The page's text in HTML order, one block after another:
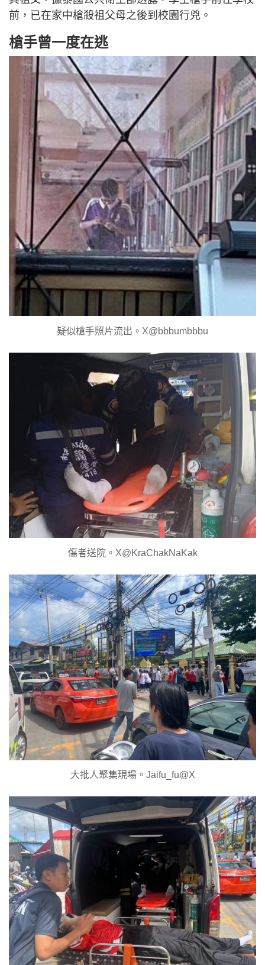
前，已在家中槍殺祖父母之後到校園行兇。
槍手曾一度在逃
疑似槍手照片流出。X@bbbumbbbu
傷者送院。X@KraChakNaKak
大批人聚集現場。Jaifu_fu@X